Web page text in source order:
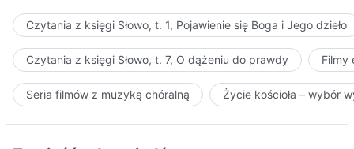
Czytania z księgi Słowo, t. 1, Pojawienie się Boga i Jego dzieło
Czytania z księgi Słowo, t. 7, O dążeniu do prawdy Filmy
Seria filmów z muzyką chóralną Życie kościoła – wybór